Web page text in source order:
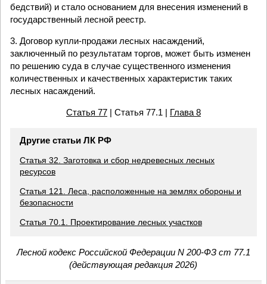
бедствий) и стало основанием для внесения изменений в
государственный лесной реестр.
3. Договор купли-продажи лесных насаждений,
заключенный по результатам торгов, может быть изменен
по решению суда в случае существенного изменения
количественных и качественных характеристик таких
лесных насаждений.
Статья 77| Статья 77.1 | Глава 8
Другие статьи ЛК РФ
Статья 32. Заготовка и сбор недревесных лесных
ресурсов
Статья 121. Леса, расположенные на землях обороны и
безопасности
Статья 70.1. Проектирование лесных участков
Лесной кодекс Российской Федерации N 200-ФЗ ст 77.1
(действующая редакция 2026)